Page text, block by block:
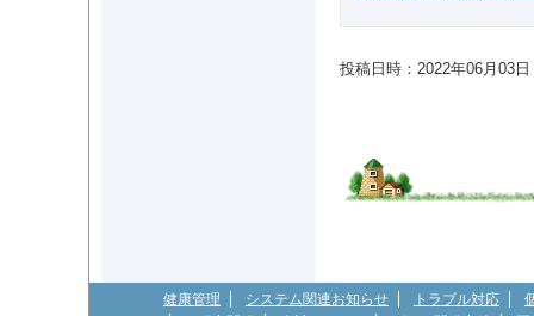
投稿日時：2022年06月03
健康管理 システム関連お知らせ トラブル対応